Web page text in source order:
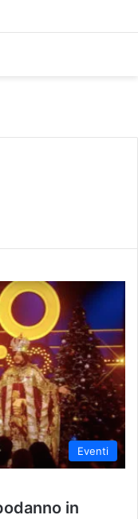
Eventi
in